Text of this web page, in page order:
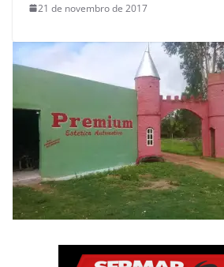
21 de novembro de 2017